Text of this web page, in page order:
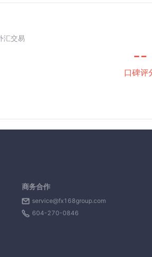
汇交易
--
口碑评
商务合作
service@fx168group.com
604-270-0846